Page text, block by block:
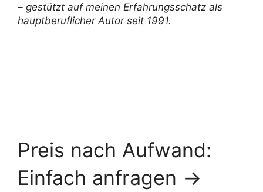
– gestützt auf meinen Erfahrungsschatz als
hauptberuflicher Autor seit 1991.
Preis nach Aufwand:
Einfach anfragen →